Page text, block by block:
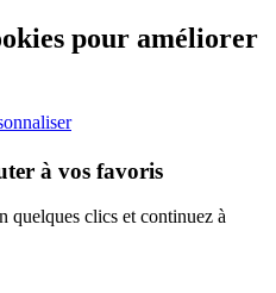
pour améliorer
à vos favoris
quelques clics et continuez à